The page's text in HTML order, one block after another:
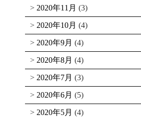
2020年11月 (3)
2020年10月 (4)
2020年9月 (4)
2020年8月 (4)
2020年7月 (3)
2020年6月 (5)
2020年5月 (4)